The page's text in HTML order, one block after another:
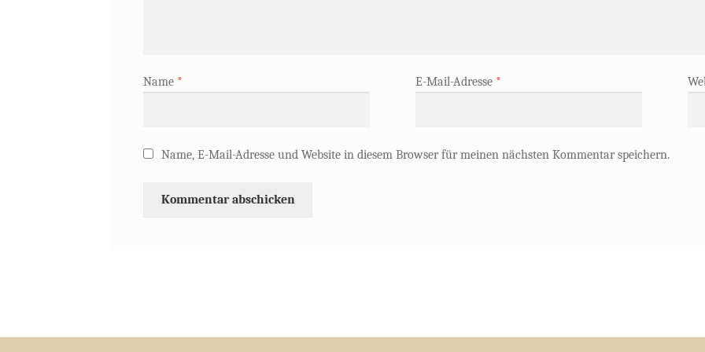
Name * E-Mail-Adresse *
Name, E-Mail-Adresse und Website in diesem Browser für meinen nächsten Kommentar speichern.